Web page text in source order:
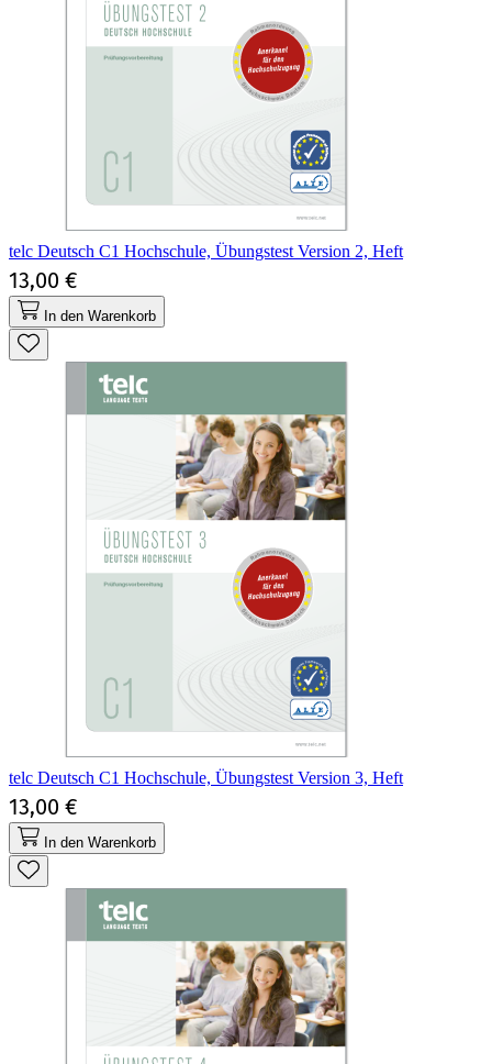
telc Deutsch C1 Hochschule, Übungstest Version 2, Heft
13,00 €
In den Warenkorb
telc Deutsch C1 Hochschule, Übungstest Version 3, Heft
13,00 €
In den Warenkorb